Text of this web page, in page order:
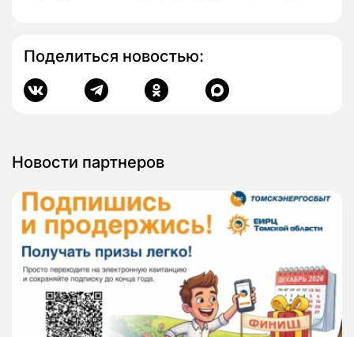
Поделиться новостью:
Новости партнеров